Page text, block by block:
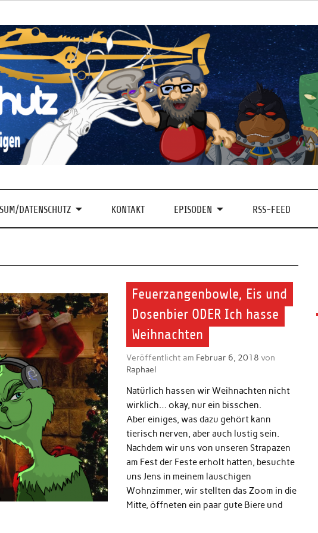
DATENSCHUTZ KONTAKT EPISODEN RSS-FEED
Feuerzangenbowle, Eis und
Dosenbier ODER Ich hasse
Weihnachten
Veröffentlicht am Februar 6, 2018 von
Raphael
Natürlich hassen wir Weihnachten nicht
wirklich… okay, nur ein bisschen.
Aber einiges, was dazu gehört kann
tierisch nerven, aber auch lustig sein.
Nachdem wir uns von unseren Strapazen
am Fest der Feste erholt hatten, besuchte
uns Jens in meinem lauschigen
Wohnzimmer, wir stellten das Zoom in die
Mitte, öffneten ein paar gute Biere und